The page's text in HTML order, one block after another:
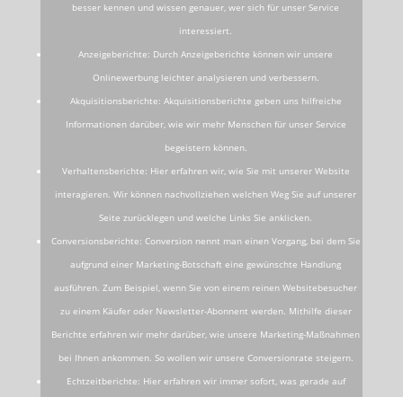
besser kennen und wissen genauer, wer sich für unser Service
interessiert.
Anzeigeberichte: Durch Anzeigeberichte können wir unsere
Onlinewerbung leichter analysieren und verbessern.
Akquisitionsberichte: Akquisitionsberichte geben uns hilfreiche
Informationen darüber, wie wir mehr Menschen für unser Service
begeistern können.
Verhaltensberichte: Hier erfahren wir, wie Sie mit unserer Website
interagieren. Wir können nachvollziehen welchen Weg Sie auf unserer
Seite zurücklegen und welche Links Sie anklicken.
Conversionsberichte: Conversion nennt man einen Vorgang, bei dem Sie
aufgrund einer Marketing-Botschaft eine gewünschte Handlung
ausführen. Zum Beispiel, wenn Sie von einem reinen Websitebesucher
zu einem Käufer oder Newsletter-Abonnent werden. Mithilfe dieser
Berichte erfahren wir mehr darüber, wie unsere Marketing-Maßnahmen
bei Ihnen ankommen. So wollen wir unsere Conversionrate steigern.
Echtzeitberichte: Hier erfahren wir immer sofort, was gerade auf